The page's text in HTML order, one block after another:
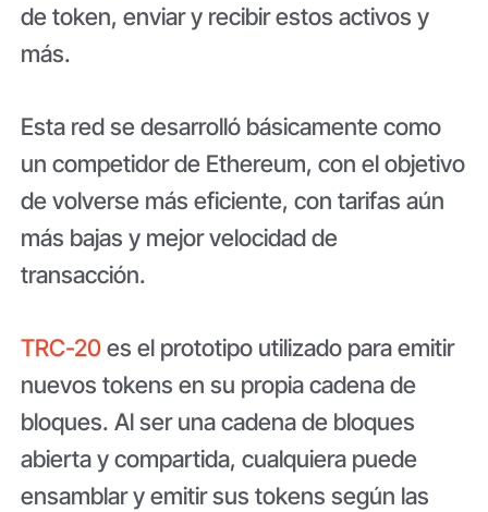
de token, enviar y recibir estos activos y
más.
Esta red se desarrolló básicamente como
un competidor de Ethereum, con el objetivo
de volverse más eficiente, con tarifas aún
más bajas y mejor velocidad de
transacción.
TRC-20es el prototipo utilizado para emitir
nuevos tokens en su propia cadena de
bloques. Al ser una cadena de bloques
abierta y compartida, cualquiera puede
ensamblar y emitir sus tokens según las